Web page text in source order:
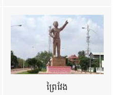
ព្រៃវែង